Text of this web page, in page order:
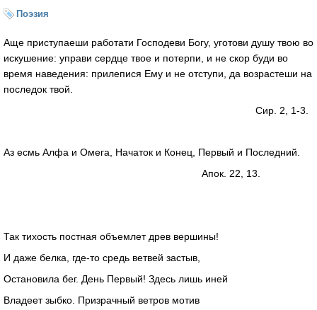
Поэзия
Аще приступаеши работати Господеви Богу, уготови душу твою во
искушение: управи сердце твое и потерпи, и не скор буди во
время наведения: прилепися Ему и не отступи, да возрастеши на
последок твой.
Сир. 2, 1-3.
Аз есмь Алфа и Омега, Начаток и Конец, Первый и Последний.
Апок. 22, 13.
Так тихость постная объемлет древ вершины!
И даже белка, где-то средь ветвей застыв,
Остановила бег. День Первый! Здесь лишь иней
Владеет зыбко. Призрачный ветров мотив